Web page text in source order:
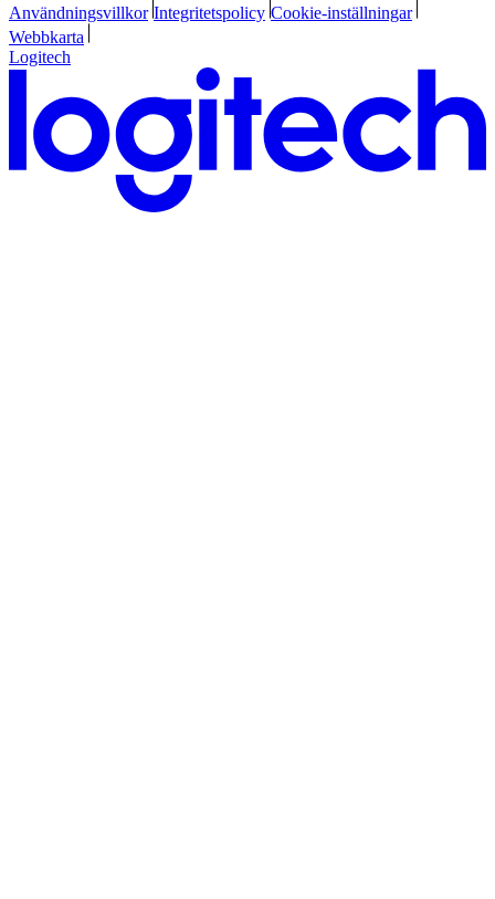
Användningsvillkor Integritetspolicy Cookie-inställningar
Webbkarta
Logitech